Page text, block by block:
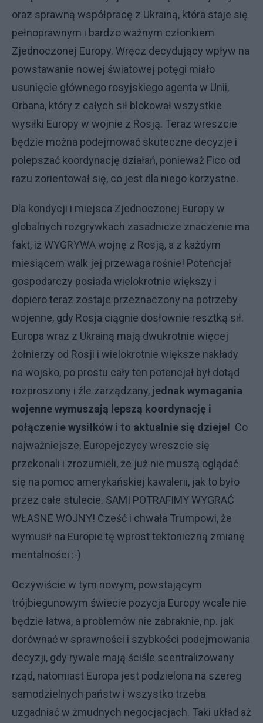
oraz sprawną współpracę z Ukrainą, która staje się
pełnoprawnym i bardzo ważnym członkiem
Zjednoczonej Europy. Wręcz decydujący wpływ na
powstawanie nowej światowej potęgi miało
usunięcie głównego rosyjskiego agenta w Unii,
Orbana, który z całych sił blokował wszystkie
wysiłki Europy w wojnie z Rosją. Teraz wreszcie
będzie można podejmować skuteczne decyzje i
polepszać koordynację działań, ponieważ Fico od
razu zorientował się, co jest dla niego korzystne.
Dla kondycji i miejsca Zjednoczonej Europy w
globalnych rozgrywkach zasadnicze znaczenie ma
fakt, iż WYGRYWA wojnę z Rosją, a z każdym
miesiącem walk jej przewaga rośnie! Potencjał
gospodarczy posiada wielokrotnie większy i
dopiero teraz zostaje przeznaczony na potrzeby
wojenne, gdy Rosja ciągnie dosłownie resztką sił.
Europa wraz z Ukrainą mają dwukrotnie więcej
żołnierzy od Rosji i wielokrotnie większe nakłady
na wojsko, po prostu cały ten potencjał był dotąd
rozproszony i źle zarządzany, jednak wymagania
wojenne wymuszają lepszą koordynację i
połączenie wysiłków i to aktualnie się dzieje! Co
najważniejsze, Europejczycy wreszcie się
przekonali i zrozumieli, że już nie muszą oglądać
się na pomoc amerykańskiej kawalerii, jak to było
przez całe stulecie. SAMI POTRAFIMY WYGRAĆ
WŁASNE WOJNY! Cześć i chwała Trumpowi, że
wymusił na Europie tę wprost tektoniczną zmianę
mentalności :-)
Oczywiście w tym nowym, powstającym
trójbiegunowym świecie pozycja Europy wcale nie
będzie łatwa, a problemów nie zabraknie, np. jak
dorównać w sprawności i szybkości podejmowania
decyzji, gdy rywale mają ściśle scentralizowany
rząd, natomiast Europa jest podzielona na szereg
samodzielnych państw i wszystko trzeba
uzgadniać w żmudnych negocjacjach. Taki układ aż